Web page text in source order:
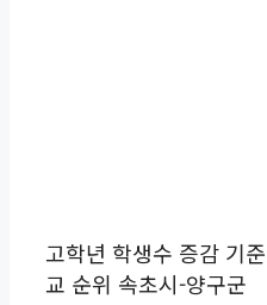
고학년 학생수 증감 기
교 순위 속초시-양구군